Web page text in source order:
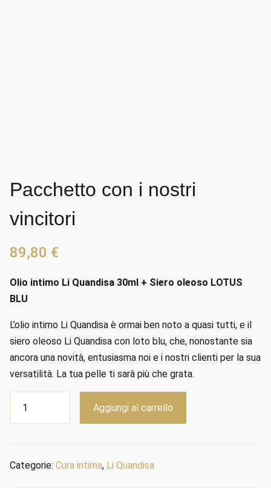
Pacchetto con i nostri
vincitori
89,80 €
Olio intimo Li Quandisa 30ml + Siero oleoso LOTUS
BLU
L’olio intimo Li Quandisa è ormai ben noto a quasi tutti, e il
siero oleoso Li Quandisa con loto blu, che, nonostante sia
ancora una novità, entusiasma noi e i nostri clienti per la sua
versatilità. La tua pelle ti sarà più che grata.
i
quantità
Aggiungi al carrello
Categorie: Cura intima, Li Quandisa